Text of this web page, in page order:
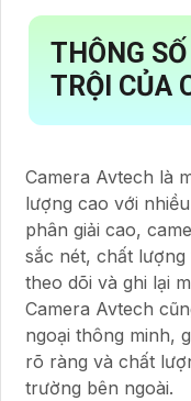
THÔNG
TRỘI CỦA
Camera Avtech là
lượng cao với
phân giải cao,
sắc nét, chất
theo dõi và ghi lại
Camera Avtech
ngoại thông minh,
rõ ràng và chất
trường bên ngoài.